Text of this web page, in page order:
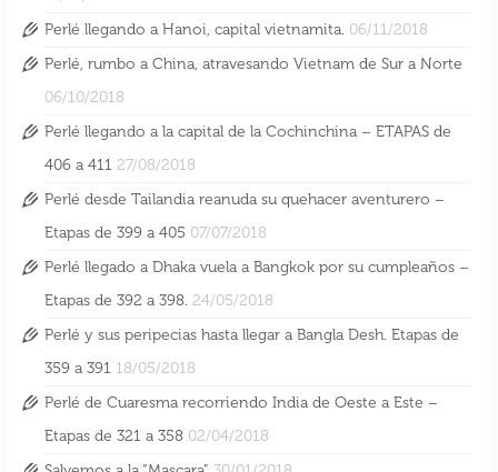
Perlé llegando a Hanoi, capital vietnamita. 06/11/2018
Perlé, rumbo a China, atravesando Vietnam de Sur a Norte
06/10/2018
Perlé llegando a la capital de la Cochinchina – ETAPAS de
406 a 411 27/08/2018
Perlé desde Tailandia reanuda su quehacer aventurero –
Etapas de 399 a 405 07/07/2018
Perlé llegado a Dhaka vuela a Bangkok por su cumpleaños –
Etapas de 392 a 398. 24/05/2018
Perlé y sus peripecias hasta llegar a Bangla Desh. Etapas de
359 a 391 18/05/2018
Perlé de Cuaresma recorriendo India de Oeste a Este –
Etapas de 321 a 358 02/04/2018